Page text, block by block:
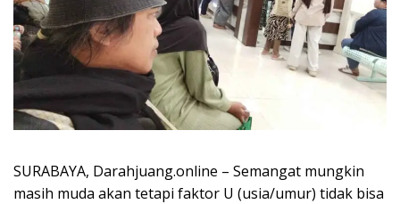
SURABAYA, Darahjuang.online – Semangat mungkin
masih muda akan tetapi faktor U (usia/umur) tidak bisa